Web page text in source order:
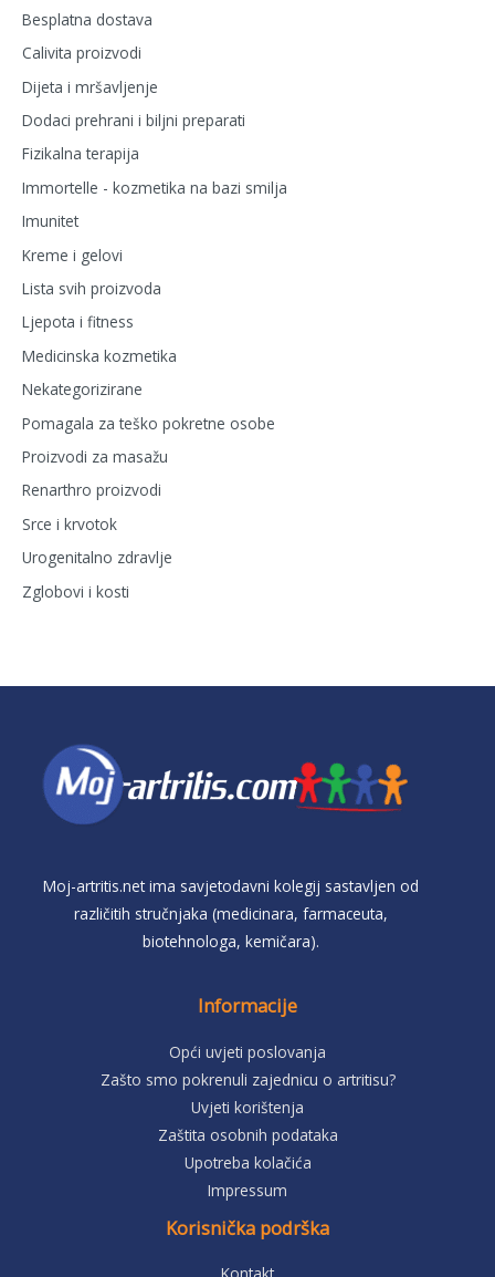
Besplatna dostava
Calivita proizvodi
Dijeta i mršavljenje
Dodaci prehrani i biljni preparati
Fizikalna terapija
Immortelle - kozmetika na bazi smilja
Imunitet
Kreme i gelovi
Lista svih proizvoda
Ljepota i fitness
Medicinska kozmetika
Nekategorizirane
Pomagala za teško pokretne osobe
Proizvodi za masažu
Renarthro proizvodi
Srce i krvotok
Urogenitalno zdravlje
Zglobovi i kosti
Moj-artritis.net ima savjetodavni kolegij sastavljen od
različitih stručnjaka (medicinara, farmaceuta,
biotehnologa, kemičara).
Informacije
Opći uvjeti poslovanja
Zašto smo pokrenuli zajednicu o artritisu?
Uvjeti korištenja
Zaštita osobnih podataka
Upotreba kolačića
Impressum
Korisnička podrška